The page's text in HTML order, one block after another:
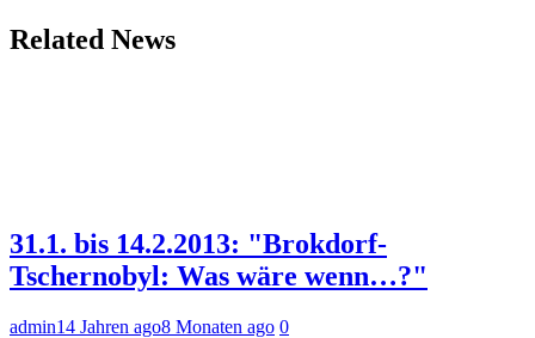
Related News
31.1. bis 14.2.2013: "Brokdorf-
Tschernobyl: Was wäre wenn…?"
admin14 Jahren ago8 Monaten ago 0